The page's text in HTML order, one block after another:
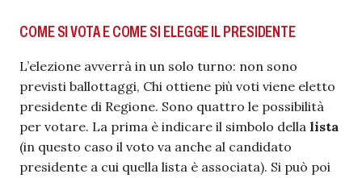
COME SI VOTA E COME SI ELEGGE IL PRESIDENTE
L’elezione avverrà in un solo turno: non sono
previsti ballottaggi, Chi ottiene più voti viene eletto
presidente di Regione. Sono quattro le possibilità
per votare. La prima è indicare il simbolo della lista
(in questo caso il voto va anche al candidato
presidente a cui quella lista è associata). Si può poi